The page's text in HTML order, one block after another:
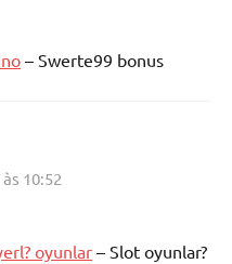
– Swerte99 bonus
10:52
oyunlar – Slot oyunlar?